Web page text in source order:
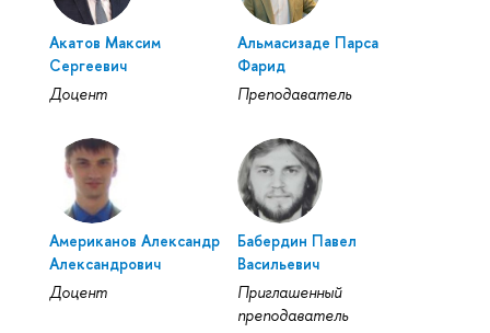
Акатов Максим
Сергеевич
Доцент
Альмасизаде Парса
Фарид
Преподаватель
Американов Александр
Александрович
Доцент
Бабердин Павел
Васильевич
Приглашенный
преподаватель